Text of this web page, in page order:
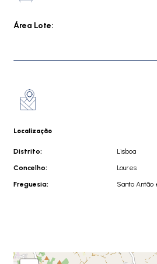
Área Lote:
Localização
Distrito:
Lisboa
Concelho:
Loures
Freguesia:
Santo Antão